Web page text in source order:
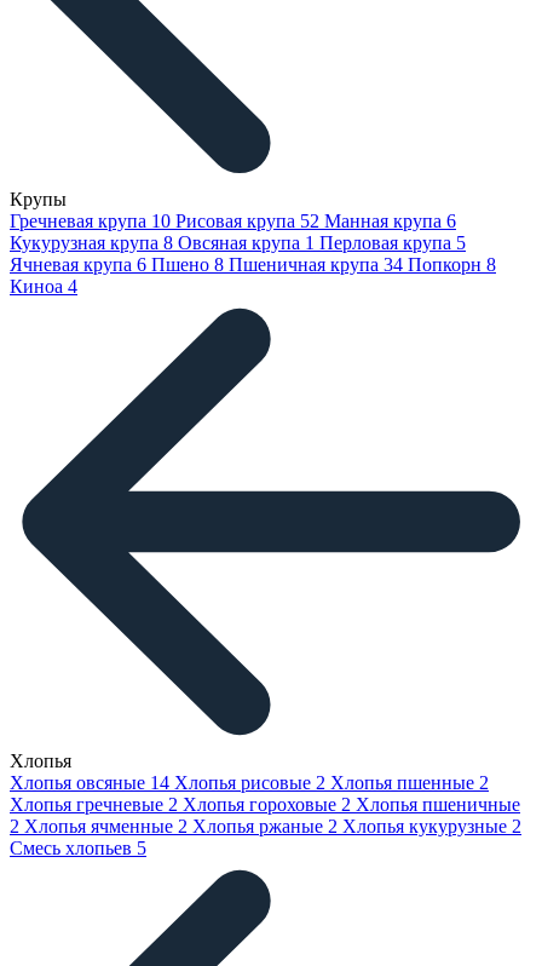
Крупы
Гречневая крупа 10 Рисовая крупа 52 Манная крупа 6
Кукурузная крупа 8 Овсяная крупа 1 Перловая крупа 5
Ячневая крупа 6 Пшено 8 Пшеничная крупа 34 Попкорн 8
Киноа 4
Хлопья
Хлопья овсяные 14 Хлопья рисовые 2 Хлопья пшенные 2
Хлопья гречневые 2 Хлопья гороховые 2 Хлопья пшеничные
2 Хлопья ячменные 2 Хлопья ржаные 2 Хлопья кукурузные 2
Смесь хлопьев 5